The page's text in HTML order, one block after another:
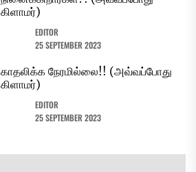
கிளாமர்)
EDITOR
25 SEPTEMBER 2023
காதலிக்க நேரமில்லை!! (அவ்வப்போது
கிளாமர்)
EDITOR
25 SEPTEMBER 2023